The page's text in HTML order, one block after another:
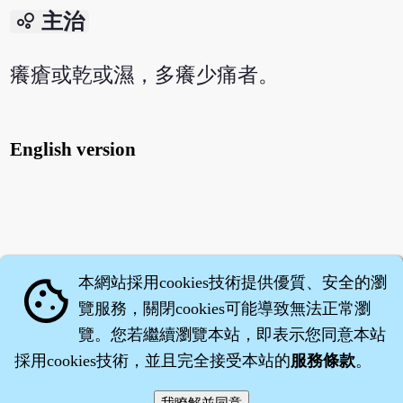
bubble_chart 主治
癢瘡或乾或濕，多癢少痛者。
English version
cookie 本網站採用cookies技術提供優質、安全的瀏
覽服務，關閉cookies可能導致無法正常瀏
覽。您若繼續瀏覽本站，即表示您同意本站
採用cookies技術，並且完全接受本站的服務條款。